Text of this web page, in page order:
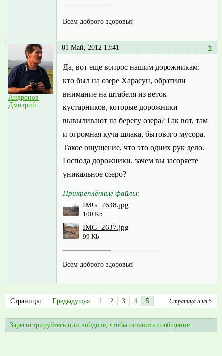
Всем доброго здоровья!
Андронов
Дмитрий
01 Май, 2012 13:41 #
Да, вот еще вопрос нашим дорожникам:
кто был на озере Харасун, обратили
внимание на штабеля из веток
кустарников, которые дорожники
вывыливают на берегу озера? Так вот, там
и огромная куча шлака, бытового мусора.
Такое ощущение, что это одних рук дело.
Господа дорожники, зачем вы засоряете
уникальное озеро?
Прикреплённые файлы:
IMG_2638.jpg
100 Kb
IMG_2637.jpg
99 Kb
Всем доброго здоровья!
Страница 5 из 5
Страницы: Предыдущая 1 2 3 4 5
Зарегистрируйтесь или войдите, чтобы оставить сообщение.